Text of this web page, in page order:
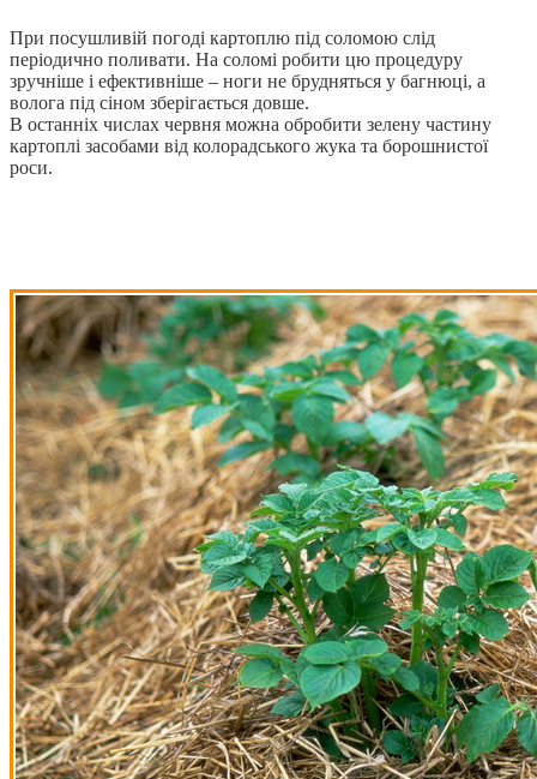
При посушливій погоді картоплю під соломою слід
періодично поливати. На соломі робити цю процедуру
зручніше і ефективніше ‒ ноги не брудняться у багнюці, а
волога під сіном зберігається довше.
В останніх числах червня можна обробити зелену частину
картоплі засобами від колорадського жука та борошнистої
роси.